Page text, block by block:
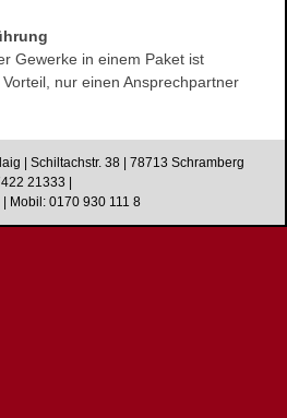
von Stuck
Gewerke in einem Paket ist
nur einen Ansprechpartner
| Schiltachstr. 38 | 78713 Schramberg
21333 |
Mobil: 0170 930 111 8